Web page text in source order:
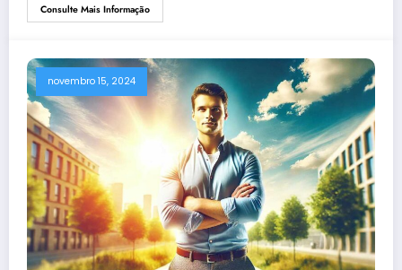
Consulte Mais Informação
novembro 15, 2024